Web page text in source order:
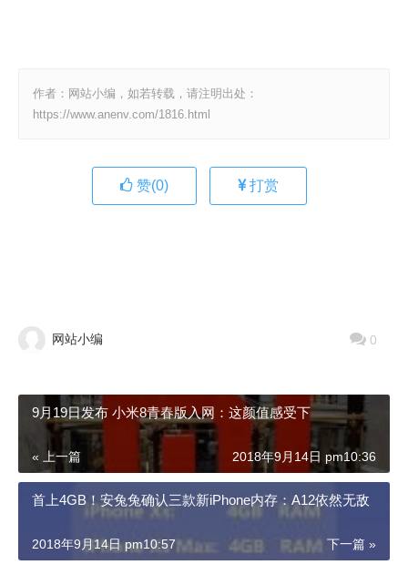
作者：网站小编，如若转载，请注明出处：
https://www.anenv.com/1816.html
赞(0) 打赏
网站小编 0
9月19日发布 小米8青春版入网：这颜值感受下
« 上一篇 2018年9月14日 pm10:36
首上4GB！安兔兔确认三款新iPhone内存：A12依然无敌
下一篇 »
2018年9月14日 pm10:57